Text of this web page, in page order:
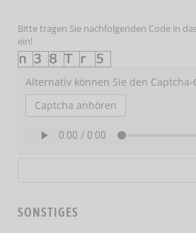
Bitte tragen Sie nachfolgenden Code in
ein!
Alternativ können Sie den
Captcha anhören
SONSTIGES